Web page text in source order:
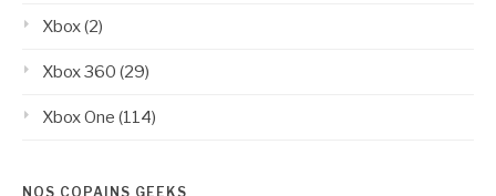
Xbox(2)
Xbox 360 (29)
Xbox One (114)
NOS COPAINS GEEKS